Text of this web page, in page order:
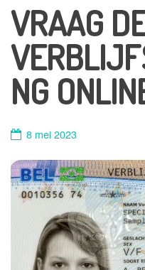
VRAAG
NG
8 mei 2023